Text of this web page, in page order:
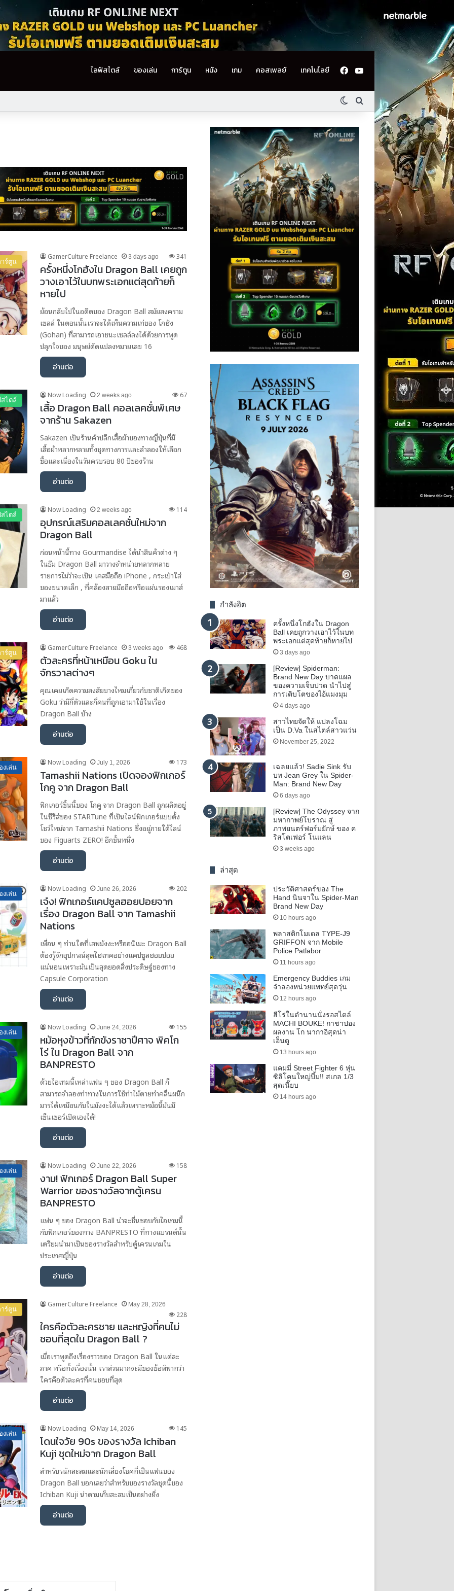
ไลฟ์สไตล์ ของเล่น การ์ตูน หนัง เกม คอสเพลย์ เทคโนโลยี Facebook
Switch skin
ค้นหา
ร์ตูน
GamerCulture Freelance 3 days ago 341
ครั้งหนึ่งโกฮังใน Dragon Ball เคยถูก
วางเอาไว้ในบทพระเอกแต่สุดท้ายก็
หายไป
ย้อนกลับไปในอดีตของ Dragon Ball สมัยสงคราม
เซลล์ ในตอนนั้นเราจะได้เห็นความเท่ของ โกฮัง
(Gohan) ที่สามารถเอาชนะเซลล์ลงได้ด้วยการพูด
ปลุกใจของ มนุษย์ดัดแปลงหมายเลข 16
อ่านต่อ
ไตล์
Now Loading 2 weeks ago 67
เสื้อ Dragon Ball คอลเลคชั่นพิเศษ
จากร้าน Sakazen
Sakazen เป็นร้านค้าปลีกเสื้อผ้าของทางญี่ปุ่นที่มี
เสื้อผ้าหลากหลายทั้งชุดทางการและลำลองให้เลือก
ซื้อและเนื่องในวันครบรอบ 80 ปีของร้าน
อ่านต่อ
ไตล์
Now Loading 2 weeks ago 114
อุปกรณ์เสริมคอลเลคชั่นใหม่จาก
Dragon Ball
ก่อนหน้านี้ทาง Gourmandise ได้นำสินค้าต่าง ๆ
ในธีม Dragon Ball มาวางจำหน่ายหลากหลาย
รายการไม่ว่าจะเป็น เคสมือถือ iPhone , กระเป๋าใส่
ของขนาดเล็ก , ที่คล้องสายมือถือหรือแผ่นรองเมาส์
มาแล้ว
อ่านต่อ
ร์ตูน
GamerCulture Freelance 3 weeks ago 468
ตัวละครที่หน้าเหมือน Goku ใน
จักรวาลต่างๆ
คุณเคยเกิดความสงสัยบางไหมเกี่ยวกับชาติเกิดของ
Goku ว่ามีกี่ตัวและกี่คนที่ถูกเอามาใช้ในเรื่อง
Dragon Ball บ้าง
อ่านต่อ
งเล่น
Now Loading July 1, 2026 173
Tamashii Nations เปิดจองฟิกเกอร์
โกคู จาก Dragon Ball
ฟิกเกอร์ชิ้นนี้ของ โกคู จาก Dragon Ball ถูกผลิตอยู่
ในซีรีส์ของ STARTune ที่เป็นไลน์ฟิกเกอร์แบบตั้ง
โชว์ใหม่จาก Tamashii Nations ซึ่งอยู่ภายใต้ไลน์
ของ Figuarts ZERO! อีกชั้นหนึ่ง
อ่านต่อ
งเล่น
Now Loading June 26, 2026 202
เจ๋ง! ฟิกเกอร์แคปซูลฮอยปอยจาก
เรื่อง Dragon Ball จาก Tamashii
Nations
เพื่อน ๆ ท่านใดที่เสพมังงะหรืออนิเมะ Dragon Ball
ต้องรู้จักอุปกรณ์สุดไฮเทคอย่างแคปซูลฮอยปอย
แน่นอนเพราะมันเป็นสุดยอดสิ่งประดิษฐ์ของทาง
Capsule Corporation
อ่านต่อ
งเล่น
Now Loading June 24, 2026 155
หม้อหุงข้าวที่กักขังราชาปีศาจ พิคโก
โร่ ใน Dragon Ball จาก
BANPRESTO
ด้วยไอเทมนี้เหล่าแฟน ๆ ของ Dragon Ball ก็
สามารถจำลองท่าทางในการใช้ท่าไม้ตายท่าคลื่นผนึก
มารได้เหมือนกับในมังงะได้แล้วเพราะหม้อนี้มันมี
เซ็นเซอร์เปิดเองได้!
อ่านต่อ
งเล่น
Now Loading June 22, 2026 158
งาม! ฟิกเกอร์ Dragon Ball Super
Warrior ของรางวัลจากตู้เครน
BANPRESTO
แฟน ๆ ของ Dragon Ball น่าจะชื่นชอบกับไอเทมนี้
กับฟิกเกอร์ของทาง BANPRESTO ที่ทางแบรนด์นั้น
เตรียมนำมาเป็นของรางวัลสำหรับตู้เครนเกมใน
ประเทศญี่ปุ่น
อ่านต่อ
ร์ตูน
GamerCulture Freelance May 28, 2026
228
ใครคือตัวละครชาย และหญิงที่คนไม่
ชอบที่สุดใน Dragon Ball ?
เมื่อเราพูดถึงเรื่องราวของ Dragon Ball ในแต่ละ
ภาค หรือทั้งเรื่องนั้น เราส่วนมากจะมีของข้อพิพาทว่า
ใครคือตัวละครที่คนชอบที่สุด
อ่านต่อ
งเล่น
Now Loading May 14, 2026 145
โดนใจวัย 90s ของรางวัล Ichiban
Kuji ชุดใหม่จาก Dragon Ball
สำหรับรนักสะสมและนักเสี่ยงโชคที่เป็นแฟนของ
Dragon Ball บอกเลยว่าสำหรับของรางวัลชุดนี้ของ
Ichiban Kuji น่าตามเก็บสะสมเป็นอย่างยิ่ง
อ่านต่อ
กำลังฮิต
ครั้งหนึ่งโกฮังใน Dragon
Ball เคยถูกวางเอาไว้ในบท
พระเอกแต่สุดท้ายก็หายไป
3 days ago
[Review] Spiderman:
Brand New Day บาดแผล
ของความเจ็บปวด นำไปสู่
การเติบโตของไอ้แมงมุม
4 days ago
สาวไทยจัดให้ แปลงโฉม
เป็น D.Va ในสไตล์สาวแว่น
November 25, 2022
เฉลยแล้ว! Sadie Sink รับ
บท Jean Grey ใน Spider-
Man: Brand New Day
6 days ago
[Review] The Odyssey จาก
มหากาพย์โบราณ สู่
ภาพยนตร์ฟอร์มยักษ์ ของ ค
ริสโตเฟอร์ โนแลน
3 weeks ago
ล่าสุด
ประวัติศาสตร์ของ The
Hand นินจาใน Spider-Man
Brand New Day
10 hours ago
พลาสติกโมเดล TYPE-J9
GRIFFON จาก Mobile
Police Patlabor
11 hours ago
Emergency Buddies เกม
จำลองหน่วยแพทย์สุดวุ่น
12 hours ago
ฮีโร่ในตำนานนั่งรอสไตล์
MACHI BOUKE! กาชาปอง
ผลงาน โก นากาอิสุดน่า
เอ็นดู
13 hours ago
แคมมี่ Street Fighter 6 หุ่น
ซิลิโคนใหญ่บึ้ม!! สเกล 1/3
สุดเนี๊ยบ
14 hours ago